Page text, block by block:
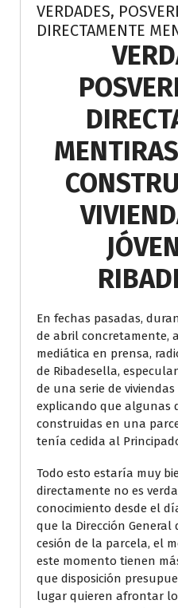
VERDADES,
DIRECTAMENTE
En fechas pasadas,
de abril concretamente,
mediática en prensa,
de Ribadesella,
de una serie de
explicando que algunas
construidas en una
tenía cedida al
Todo esto estaría muy
directamente no es
conocimiento desde el
que la Dirección General
cesión de la parcela, el
este momento tienen
que disposición
lugar quieren afrontar